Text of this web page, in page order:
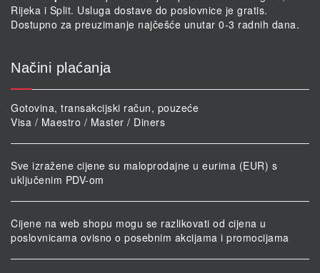
Rijeka i Split. Usluga dostave do poslovnice je gratis.
Dostupno za preuzimanje najčešće unutar 0-3 radnih dana.
Načini plaćanja
Gotovina, transakcijski račun, pouzeće
Visa / Maestro / Master / Diners
Sve izražene cijene su maloprodajne u eurima (EUR) s
uključenim PDV-om
Cijene na web shopu mogu se razlikovati od cijena u
poslovnicama ovisno o posebnim akcijama i promocijama